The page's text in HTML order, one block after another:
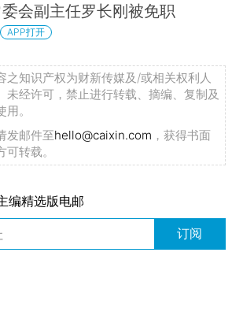
会副主任罗长刚被免职
APP打开
之知识产权为财新传媒及/或相关权利人
未经许可，禁止进行转载、摘编、复制及
。
发邮件至hello@caixin.com ，获得书面
转载。
编精选版电邮
订阅